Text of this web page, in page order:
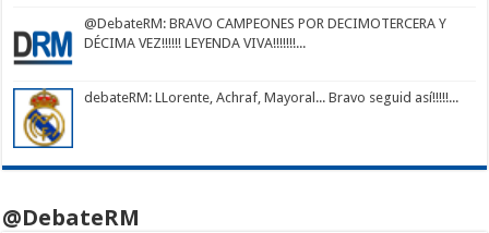
@DebateRM: BRAVO CAMPEONES POR DECIMOTERCERA Y
DÉCIMA VEZ!!!!!! LEYENDA VIVA!!!!!!!...
debateRM: LLorente, Achraf, Mayoral... Bravo seguid así!!!!!...
@DebateRM